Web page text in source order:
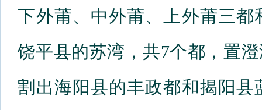
下外莆、中外莆、上外莆三
饶平县的苏湾，共7个都，置
割出海阳县的丰政都和揭阳